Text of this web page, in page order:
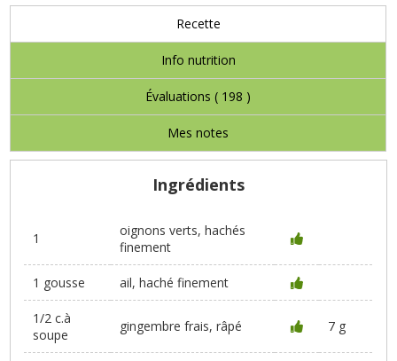
Recette
Info nutrition
Évaluations ( 198 )
Mes notes
Ingrédients
1
oignons verts, hachés
finement
1 gousse ail, haché finement
1/2 c.à
soupe
gingembre frais, râpé 7 g